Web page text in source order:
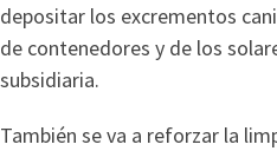
depositar los excrementos
de contenedores y de los
subsidiaria.
También se va a reforzar la